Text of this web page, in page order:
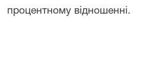
процентному відношенні.